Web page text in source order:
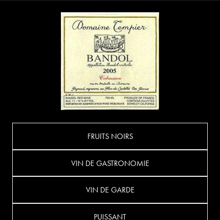
FRUITS NOIRS
VIN DE GASTRONOMIE
VIN DE GARDE
PUISSANT